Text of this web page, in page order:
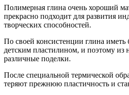
Полимерная глина очень хороший
прекрасно подходит для развития
творческих способностей.
По своей консистенции глина иметь
детским пластилином, и поэтому из
различные поделки.
После специальной термической
теряют прежнюю пластичность и